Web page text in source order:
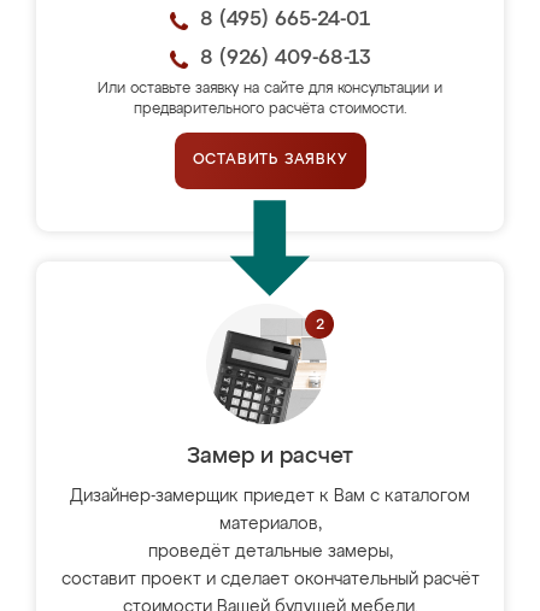
8 (495) 665-24-01
8 (926) 409-68-13
Или оставьте заявку на сайте для консультации и
предварительного расчёта стоимости.
ОСТАВИТЬ ЗАЯВКУ
Замер и расчет
Дизайнер-замерщик приедет к Вам с каталогом
материалов,
проведёт детальные замеры,
составит проект и сделает окончательный расчёт
стоимости Вашей будущей мебели.